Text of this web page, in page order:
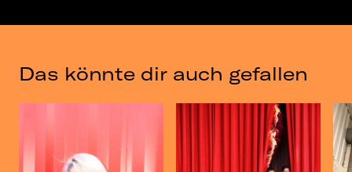
Das könnte dir auch gefallen